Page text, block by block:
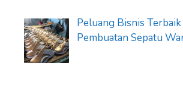
Peluang Bisnis Terbaik
Pembuatan Sepatu